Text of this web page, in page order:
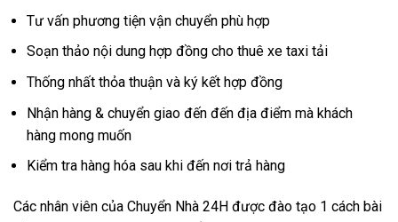
Tư vấn phương tiện vận chuyển phù hợp
Soạn thảo nội dung hợp đồng cho thuê xe taxi tải
Thống nhất thỏa thuận và ký kết hợp đồng
Nhận hàng & chuyển giao đến đến địa điểm mà khách
hàng mong muốn
Kiểm tra hàng hóa sau khi đến nơi trả hàng
Các nhân viên của Chuyển Nhà 24H được đào tạo 1 cách bài